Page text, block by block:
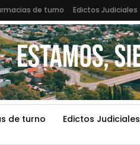
de turno Edictos Judiciales
de turno Edictos Judiciales